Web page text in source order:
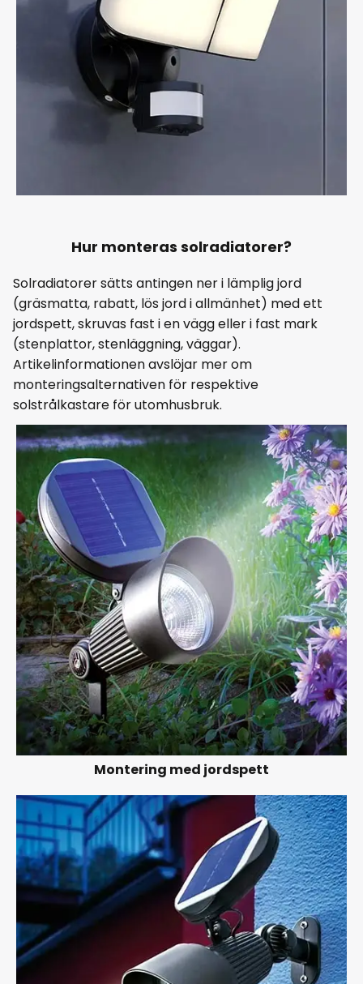
Hur monteras solradiatorer?
Solradiatorer sätts antingen ner i lämplig jord
(gräsmatta, rabatt, lös jord i allmänhet) med ett
jordspett, skruvas fast i en vägg eller i fast mark
(stenplattor, stenläggning, väggar).
Artikelinformationen avslöjar mer om
monteringsalternativen för respektive
solstrålkastare för utomhusbruk.
Montering med jordspett